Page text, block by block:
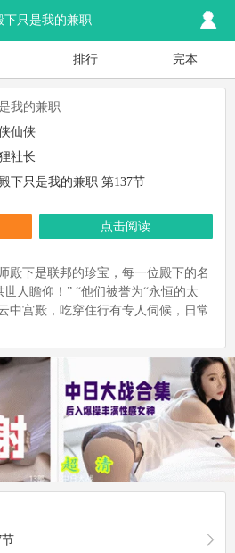
下只是我的兼职
排行 完本
我的兼职
仙侠
社长
下只是我的兼职 第137节
点击阅读
殿下是联邦的珍宝，每一位殿下的名
人瞻仰！” “他们被誉为“永恒的太
中宫殿，吃穿住行有专人伺候，日常